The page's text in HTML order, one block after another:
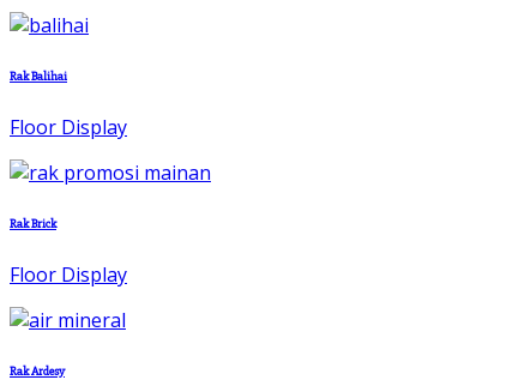
Rak Balihai
Floor Display
Rak Brick
Floor Display
Rak Ardesy